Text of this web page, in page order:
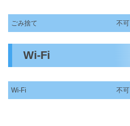
ごみ捨て 不可
Wi-Fi
Wi-Fi 不可